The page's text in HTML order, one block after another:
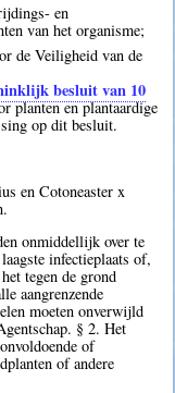
en
van het organisme;
de Veiligheid van de
besluit van 10
planten en plantaardige
op dit besluit.
en Cotoneaster x
onmiddellijk over te
infectieplaats of,
tegen de grond
aangrenzende
moeten onverwijld
§ 2. Het
of
of andere